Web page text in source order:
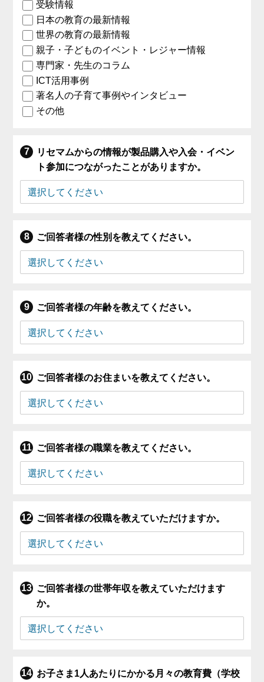
受験情報
日本の教育の最新情報
世界の教育の最新情報
親子・子どものイベント・レジャー情報
専門家・先生のコラム
ICT活用事例
著名人の子育て事例やインタビュー
その他
リセマムからの情報が製品購入や入会・イベン
ト参加につながったことがありますか。
ご回答者様の性別を教えてください。
ご回答者様の年齢を教えてください。
ご回答者様のお住まいを教えてください。
ご回答者様の職業を教えてください。
ご回答者様の役職を教えていただけますか。
ご回答者様の世帯年収を教えていただけます
か。
お子さま1人あたりにかかる月々の教育費（学校